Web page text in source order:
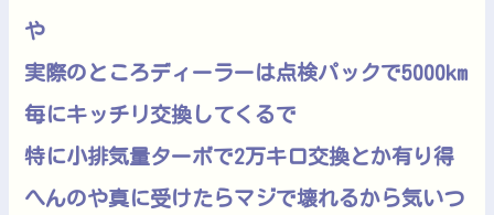
や
実際のところディーラーは点検パックで5000km
毎にキッチリ交換してくるで
特に小排気量ターボで2万キロ交換とか有り得
へんのや真に受けたらマジで壊れるから気いつ